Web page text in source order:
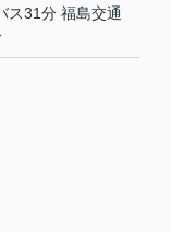
ス31分 福島交通